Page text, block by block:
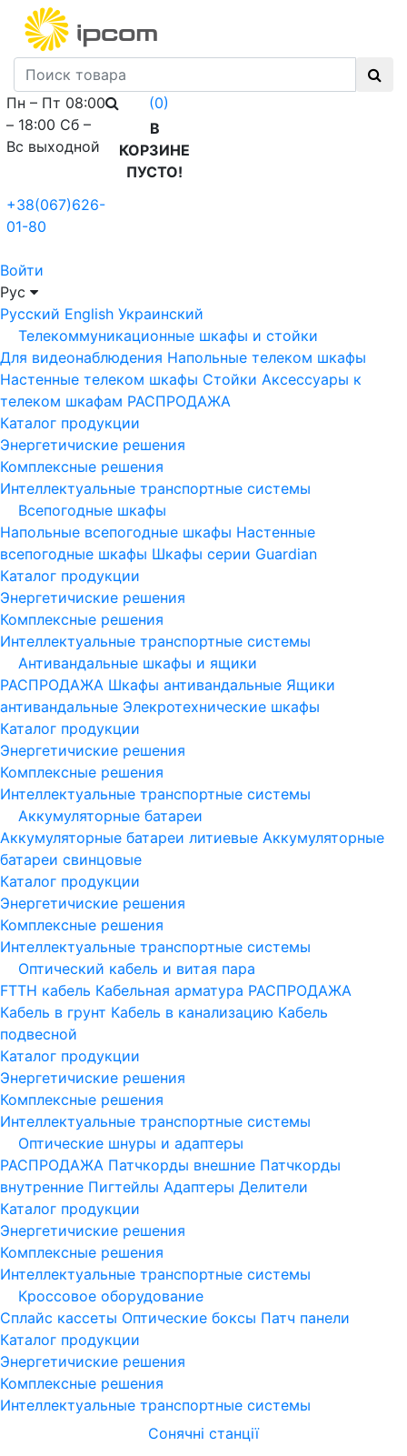
Пн – Пт 08:00
– 18:00 Сб –
Вс выходной
+38(067)626-
01-80
(0)
В
КОРЗИНЕ
ПУСТО!
Войти
Рус
Русский English Украинский
Телекоммуникационные шкафы и стойки
Для видеонаблюдения Напольные телеком шкафы
Настенные телеком шкафы Стойки Аксессуары к
телеком шкафам РАСПРОДАЖА
Каталог продукции
Энергетичиские решения
Комплексные решения
Интеллектуальные транспортные системы
Всепогодные шкафы
Напольные всепогодные шкафы Настенные
всепогодные шкафы Шкафы серии Guardian
Каталог продукции
Энергетичиские решения
Комплексные решения
Интеллектуальные транспортные системы
Антивандальные шкафы и ящики
РАСПРОДАЖА Шкафы антивандальные Ящики
антивандальные Элекротехнические шкафы
Каталог продукции
Энергетичиские решения
Комплексные решения
Интеллектуальные транспортные системы
Аккумуляторные батареи
Аккумуляторные батареи литиевые Аккумуляторные
батареи свинцовые
Каталог продукции
Энергетичиские решения
Комплексные решения
Интеллектуальные транспортные системы
Оптический кабель и витая пара
FTTH кабель Кабельная арматура РАСПРОДАЖА
Кабель в грунт Кабель в канализацию Кабель
подвесной
Каталог продукции
Энергетичиские решения
Комплексные решения
Интеллектуальные транспортные системы
Оптические шнуры и адаптеры
РАСПРОДАЖА Патчкорды внешние Патчкорды
внутренние Пигтейлы Адаптеры Делители
Каталог продукции
Энергетичиские решения
Комплексные решения
Интеллектуальные транспортные системы
Кроссовое оборудование
Сплайс кассеты Оптические боксы Патч панели
Каталог продукции
Энергетичиские решения
Комплексные решения
Интеллектуальные транспортные системы
Сонячні станції